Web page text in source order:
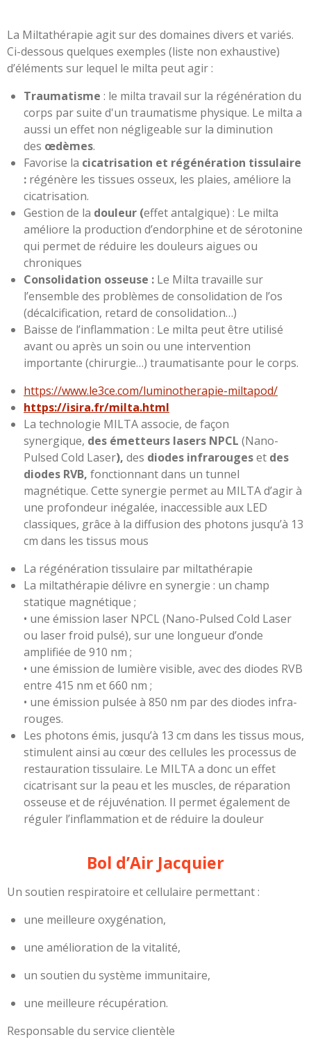
La Miltathérapie agit sur des domaines divers et variés.
Ci-dessous quelques exemples (liste non exhaustive)
d’éléments sur lequel le milta peut agir :
Traumatisme : le milta travail sur la régénération du
corps par suite d'un traumatisme physique. Le milta a
aussi un effet non négligeable sur la diminution
des œdèmes.
Favorise la cicatrisation et régénération tissulaire
: régénère les tissues osseux, les plaies, améliore la
cicatrisation.
Gestion de la douleur (effet antalgique) : Le milta
améliore la production d’endorphine et de sérotonine
qui permet de réduire les douleurs aigues ou
chroniques
Consolidation osseuse : Le Milta travaille sur
l’ensemble des problèmes de consolidation de l’os
(décalcification, retard de consolidation…)
Baisse de l’inflammation : Le milta peut être utilisé
avant ou après un soin ou une intervention
importante (chirurgie…) traumatisante pour le corps.
https://www.le3ce.com/luminotherapie-miltapod/
https://isira.fr/milta.html
La technologie MILTA associe, de façon
synergique, des émetteurs lasers NPCL (Nano-
Pulsed Cold Laser), des diodes infrarougeset des
diodes RVB, fonctionnant dans un tunnel
magnétique. Cette synergie permet au MILTA d’agir à
une profondeur inégalée, inaccessible aux LED
classiques, grâce à la diffusion des photons jusqu’à 13
cm dans les tissus mous
La régénération tissulaire par miltathérapie
La miltathérapie délivre en synergie : un champ
statique magnétique ;
• une émission laser NPCL (Nano-Pulsed Cold Laser
ou laser froid pulsé), sur une longueur d’onde
amplifiée de 910 nm ;
• une émission de lumière visible, avec des diodes RVB
entre 415 nm et 660 nm ;
• une émission pulsée à 850 nm par des diodes infra-
rouges.
Les photons émis, jusqu’à 13 cm dans les tissus mous,
stimulent ainsi au cœur des cellules les processus de
restauration tissulaire. Le MILTA a donc un effet
cicatrisant sur la peau et les muscles, de réparation
osseuse et de réjuvénation. Il permet également de
réguler l’inflammation et de réduire la douleur
Bol d’Air Jacquier
Un soutien respiratoire et cellulaire permettant :
une meilleure oxygénation,
une amélioration de la vitalité,
un soutien du système immunitaire,
une meilleure récupération.
Responsable du service clientèle